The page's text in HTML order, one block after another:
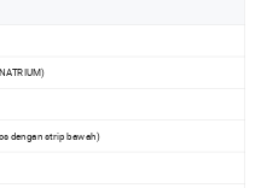
dengan strip bawah)